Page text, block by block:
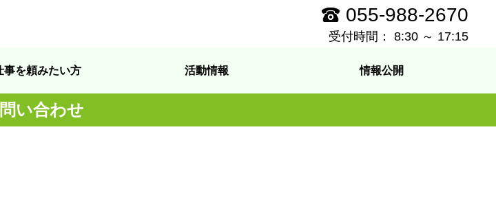
055-988-2670
受付時間： 8:30 ～ 17:15
事を頼みたい方 活動情報 情報公開
い合わせ